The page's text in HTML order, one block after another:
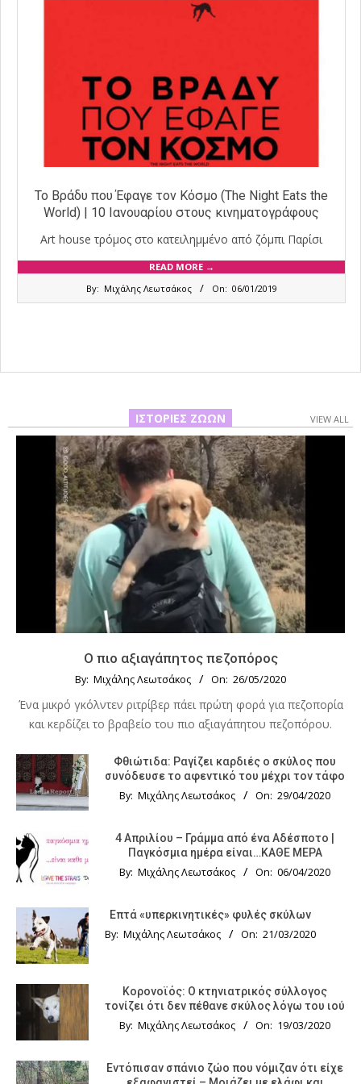
Το Βράδυ που Έφαγε τον Κόσμο (The Night Eats the
World) | 10 Ιανουαρίου στους κινηματογράφους
Art house τρόμος στο κατειλημμένο από ζόμπι Παρίσι
READ MORE →
By: Μιχάλης Λεωτσάκος On: 06/01/2019
ΙΣΤΟΡΊΕΣ ΖΏΩΝ VIEW ALL
Ο πιο αξιαγάπητος πεζοπόρος
By: Μιχάλης Λεωτσάκος On: 26/05/2020
Ένα μικρό γκόλντεν ριτρίβερ πάει πρώτη φορά για πεζοπορία
και κερδίζει το βραβείο του πιο αξιαγάπητου πεζοπόρου.
Φθιώτιδα: Ραγίζει καρδιές ο σκύλος που
συνόδευσε το αφεντικό του μέχρι τον τάφο
By: Μιχάλης Λεωτσάκος On: 29/04/2020
4 Απριλίου – Γράμμα από ένα Αδέσποτο |
Παγκόσμια ημέρα είναι…ΚΑΘΕ ΜΕΡΑ
By: Μιχάλης Λεωτσάκος On: 06/04/2020
Επτά «υπερκινητικές» φυλές σκύλων
By: Μιχάλης Λεωτσάκος On: 21/03/2020
Κορονοϊός: Ο κτηνιατρικός σύλλογος
τονίζει ότι δεν πέθανε σκύλος λόγω του ιού
By: Μιχάλης Λεωτσάκος On: 19/03/2020
Εντόπισαν σπάνιο ζώο που νόμιζαν ότι είχε